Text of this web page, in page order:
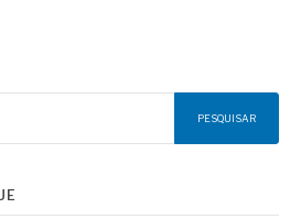
PESQUISAR